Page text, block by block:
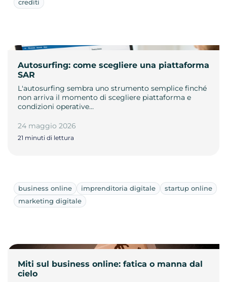
crediti
Autosurfing: come scegliere una piattaforma
SAR
L'autosurfing sembra uno strumento semplice finché
non arriva il momento di scegliere piattaforma e
condizioni operative…
24 maggio 2026
21 minuti di lettura
business online imprenditoria digitale
startup online
marketing digitale
Miti sul business online: fatica o manna dal
cielo